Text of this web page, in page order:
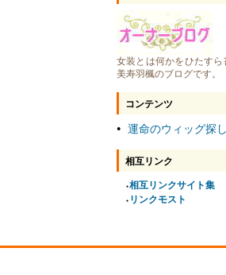
女装とは何かをひたすら
美寿羽楓のブログです。
コンテンツ
● 運命のウィッグ探し
相互リンク
●相互リンクサイト集
● リンクモスト